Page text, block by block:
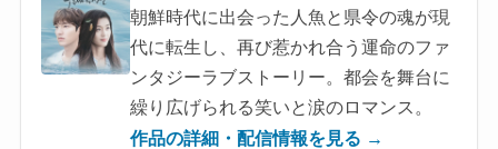
朝鮮時代に出会った人魚と県令の魂が現
代に転生し、再び惹かれ合う運命のファ
ンタジーラブストーリー。都会を舞台に
繰り広げられる笑いと涙のロマンス。
作品の詳細・配信情報を見る →